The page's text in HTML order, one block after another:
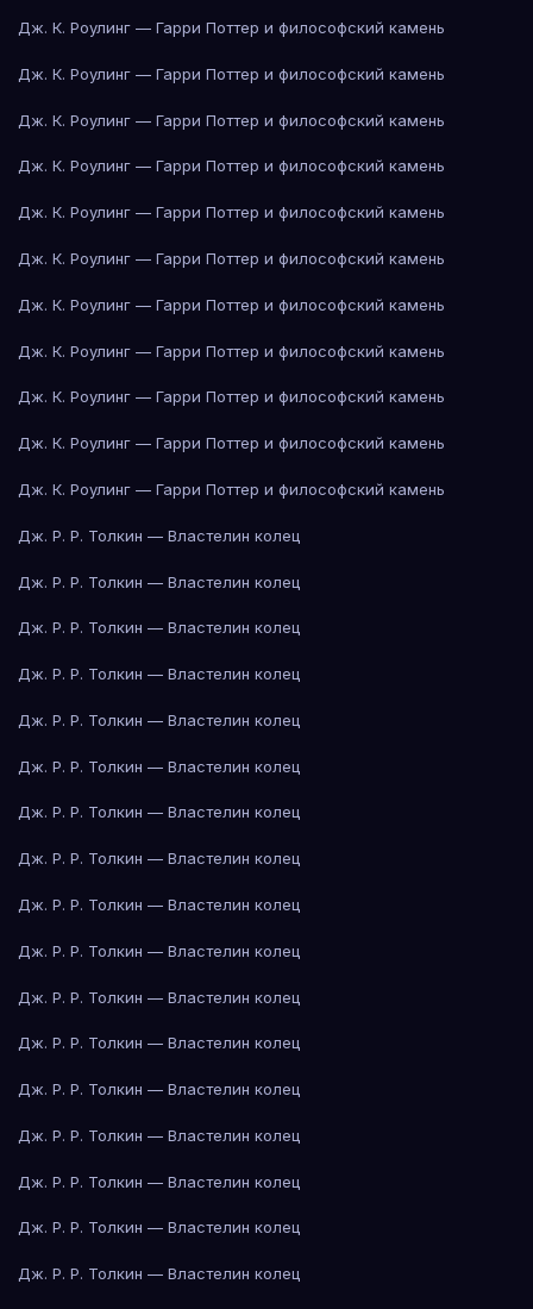
Дж. К. Роулинг — Гарри Поттер и философский камень
Дж. К. Роулинг — Гарри Поттер и философский камень
Дж. К. Роулинг — Гарри Поттер и философский камень
Дж. К. Роулинг — Гарри Поттер и философский камень
Дж. К. Роулинг — Гарри Поттер и философский камень
Дж. К. Роулинг — Гарри Поттер и философский камень
Дж. К. Роулинг — Гарри Поттер и философский камень
Дж. К. Роулинг — Гарри Поттер и философский камень
Дж. К. Роулинг — Гарри Поттер и философский камень
Дж. К. Роулинг — Гарри Поттер и философский камень
Дж. К. Роулинг — Гарри Поттер и философский камень
Дж. Р. Р. Толкин — Властелин колец
Дж. Р. Р. Толкин — Властелин колец
Дж. Р. Р. Толкин — Властелин колец
Дж. Р. Р. Толкин — Властелин колец
Дж. Р. Р. Толкин — Властелин колец
Дж. Р. Р. Толкин — Властелин колец
Дж. Р. Р. Толкин — Властелин колец
Дж. Р. Р. Толкин — Властелин колец
Дж. Р. Р. Толкин — Властелин колец
Дж. Р. Р. Толкин — Властелин колец
Дж. Р. Р. Толкин — Властелин колец
Дж. Р. Р. Толкин — Властелин колец
Дж. Р. Р. Толкин — Властелин колец
Дж. Р. Р. Толкин — Властелин колец
Дж. Р. Р. Толкин — Властелин колец
Дж. Р. Р. Толкин — Властелин колец
Дж. Р. Р. Толкин — Властелин колец